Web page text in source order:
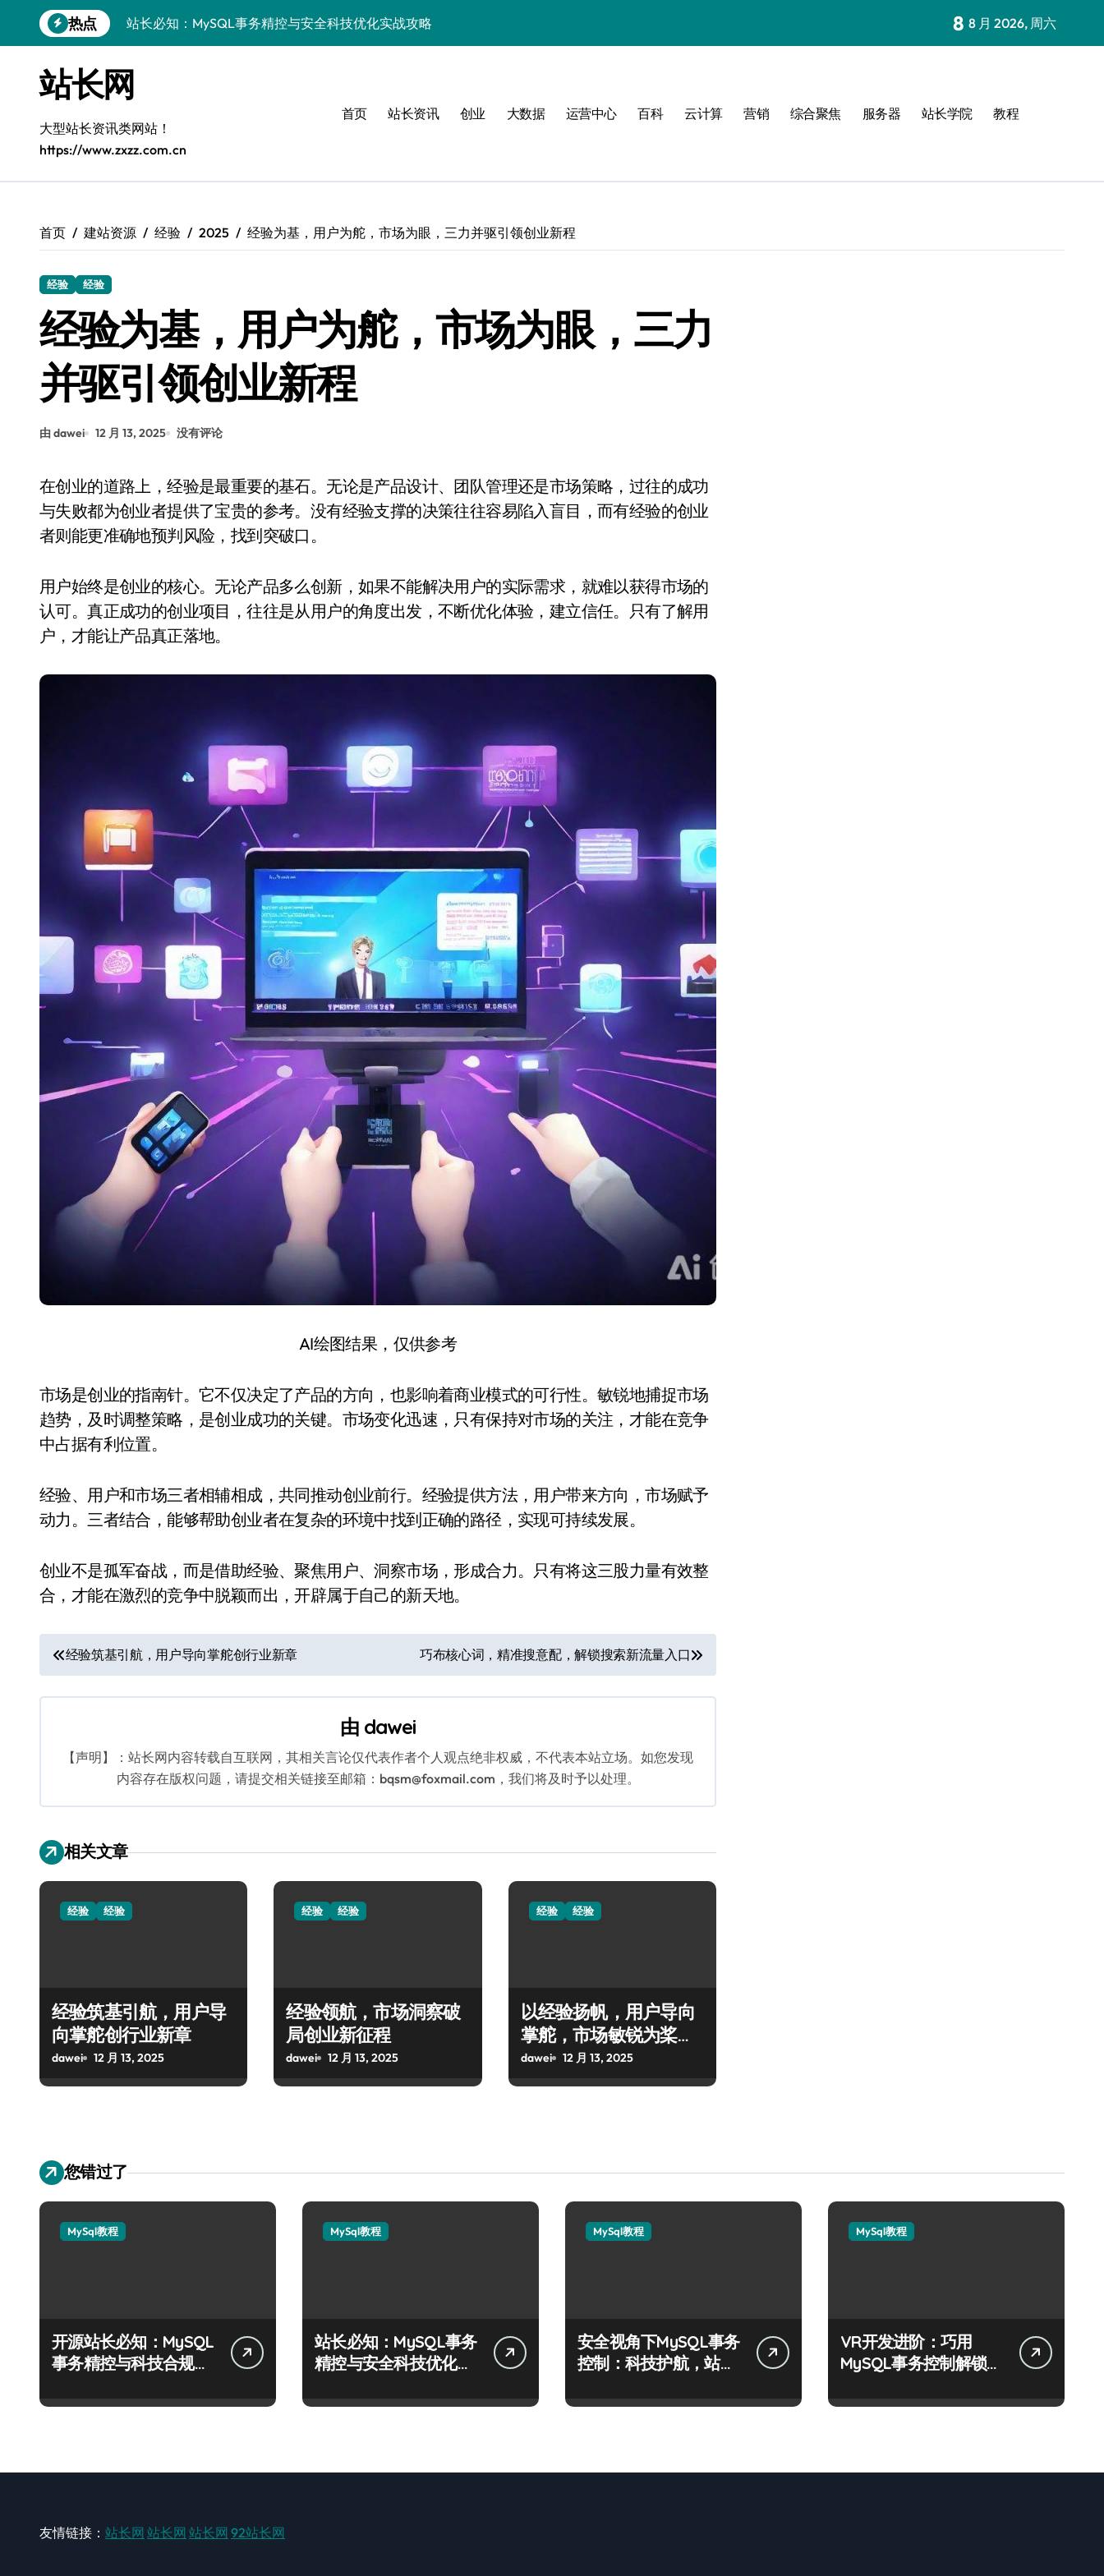
到
热点
安全视角下MySQL事务控制：科技护航，站长必学的技术精要
科技站长揭秘：MySQL事务控制进阶实战，工程师必知技巧
iOS开发进阶：MySQL事务处理科技赋能，技术实战全掌控
MySQL进阶实战：解锁后端事务处理与科技驱动性能优化
科技赋能营销：移动H5站长MySQL事务控制进阶实战
Go语言揭秘：MySQL事务管理原理与响应式高效实践指南
8 8 月 2026, 周六
站长网
大型站长资讯类网站！
https://www.zxzz.com.cn
首页 站长资讯 创业 大数据 运营中心 百科 云计算 营销 综合聚焦 服务器 站长学院 教程
首页 建站资源 经验 2025 经验为基，用户为舵，市场为眼，三力并驱引领创业新程
经验 经验
经验为基，用户为舵，市场为眼，三力
并驱引领创业新程
由 dawei 12 月 13, 2025 没有评论
在创业的道路上，经验是最重要的基石。无论是产品设计、团队管理还是市场策略，过往的成功
与失败都为创业者提供了宝贵的参考。没有经验支撑的决策往往容易陷入盲目，而有经验的创业
者则能更准确地预判风险，找到突破口。
用户始终是创业的核心。无论产品多么创新，如果不能解决用户的实际需求，就难以获得市场的
认可。真正成功的创业项目，往往是从用户的角度出发，不断优化体验，建立信任。只有了解用
户，才能让产品真正落地。
AI绘图结果，仅供参考
市场是创业的指南针。它不仅决定了产品的方向，也影响着商业模式的可行性。敏锐地捕捉市场
趋势，及时调整策略，是创业成功的关键。市场变化迅速，只有保持对市场的关注，才能在竞争
中占据有利位置。
经验、用户和市场三者相辅相成，共同推动创业前行。经验提供方法，用户带来方向，市场赋予
动力。三者结合，能够帮助创业者在复杂的环境中找到正确的路径，实现可持续发展。
创业不是孤军奋战，而是借助经验、聚焦用户、洞察市场，形成合力。只有将这三股力量有效整
合，才能在激烈的竞争中脱颖而出，开辟属于自己的新天地。
文
章
经验筑基引航，用户导向掌舵创行业新章 巧布核心词，精准搜意配，解锁搜索新流量入口
由 dawei
【声明】：站长网内容转载自互联网，其相关言论仅代表作者个人观点绝非权威，不代表本站立场。如您发现
内容存在版权问题，请提交相关链接至邮箱：bqsm@foxmail.com，我们将及时予以处理。
相关文章
经验 经验
经验筑基引航，用户导
向掌舵创行业新章
dawei 12 月 13, 2025
经验 经验
经验领航，市场洞察破
局创业新征程
dawei 12 月 13, 2025
经验 经验
以经验扬帆，用户导向
掌舵，市场敏锐为桨，
共赴创业新航
dawei 12 月 13, 2025
您错过了
MySql教程
开源站长必知：MySQL
事务精控与科技合规风
MySql教程
站长必知：MySQL事务
精控与安全科技优化实
MySql教程
安全视角下MySQL事务
控制：科技护航，站长
MySql教程
VR开发进阶：巧用
MySQL事务控制解锁科
友情链接： 站长网 站长网 站长网 92站长网